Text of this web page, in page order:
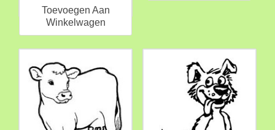
Toevoegen Aan
Winkelwagen
Deze